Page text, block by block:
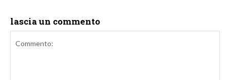
lascia un commento